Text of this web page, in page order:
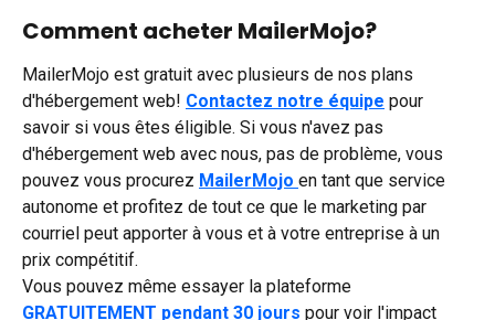
Comment acheter MailerMojo?
MailerMojo est gratuit avec plusieurs de nos plans
d'hébergement web! Contactez notre équipe pour
savoir si vous êtes éligible. Si vous n'avez pas
d'hébergement web avec nous, pas de problème, vous
pouvez vous procurez MailerMojo en tant que service
autonome et profitez de tout ce que le marketing par
courriel peut apporter à vous et à votre entreprise à un
prix compétitif.
Vous pouvez même essayer la plateforme
GRATUITEMENT pendant 30 jours pour voir l'impact